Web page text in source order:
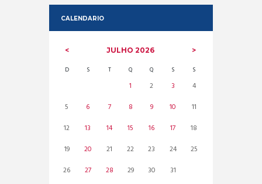
CALENDARIO
JULHO 2026
D S T Q Q S S
1 2 3
4
5
6 7 8 9 10
11
12
13 14 15 16 17
18
19
20 21 22 23 24
25
26
27 28 29 30 31